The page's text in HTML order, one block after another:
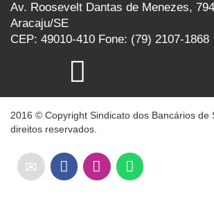
Av. Roosevelt Dantas de Menezes,
Aracaju/SE
CEP: 49010-410 Fone: (79) 2107-1868
2016 © Copyright Sindicato dos Bancários de
direitos reservados.